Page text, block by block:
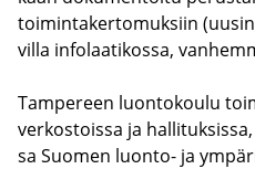
toi­min­ta­ker­to­muk­siin
vil­la in­fo­laa­ti­kos­sa,
Tam­pe­reen luon­to­kou­lu
ver­kos­tois­sa ja
sa Suo­men luonto-​ ja